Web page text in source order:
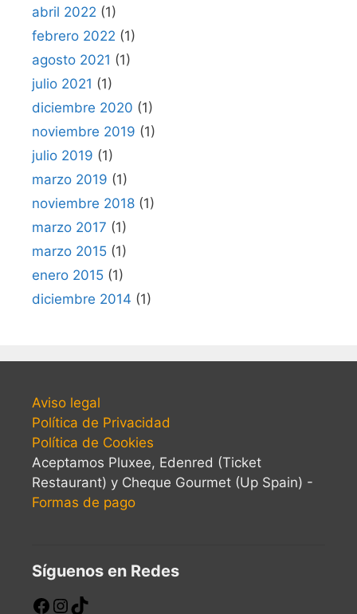
abril 2022 (1)
febrero 2022 (1)
agosto 2021 (1)
julio 2021 (1)
diciembre 2020 (1)
noviembre 2019 (1)
julio 2019 (1)
marzo 2019 (1)
noviembre 2018 (1)
marzo 2017 (1)
marzo 2015 (1)
enero 2015 (1)
diciembre 2014 (1)
Aviso legal
Política de Privacidad
Política de Cookies
Aceptamos Pluxee, Edenred (Ticket
Restaurant) y Cheque Gourmet (Up Spain) -
Formas de pago
Síguenos en Redes